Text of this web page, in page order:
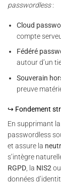
passwordless:
Cloud
compte
Fédéré
autour d’un
Souverain
preuve
↪ Fondement
En supprimant la
passwordless
et assure la
s’intègre
RGPD , la NIS2
données